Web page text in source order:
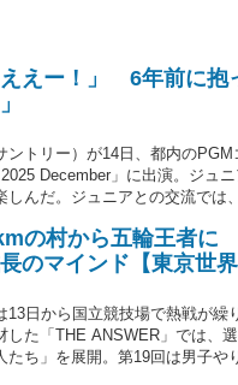
えー！」 6年前に抱
トリー）が14日、都内の
December」に出演。ジュ
んだ。ジュニアとの交流では
の村から五輪王者
のマインド【東京世界
13日から国立競技場で熱戦が
した「THE ANSWER」では、
たち」を展開。第19回は男子